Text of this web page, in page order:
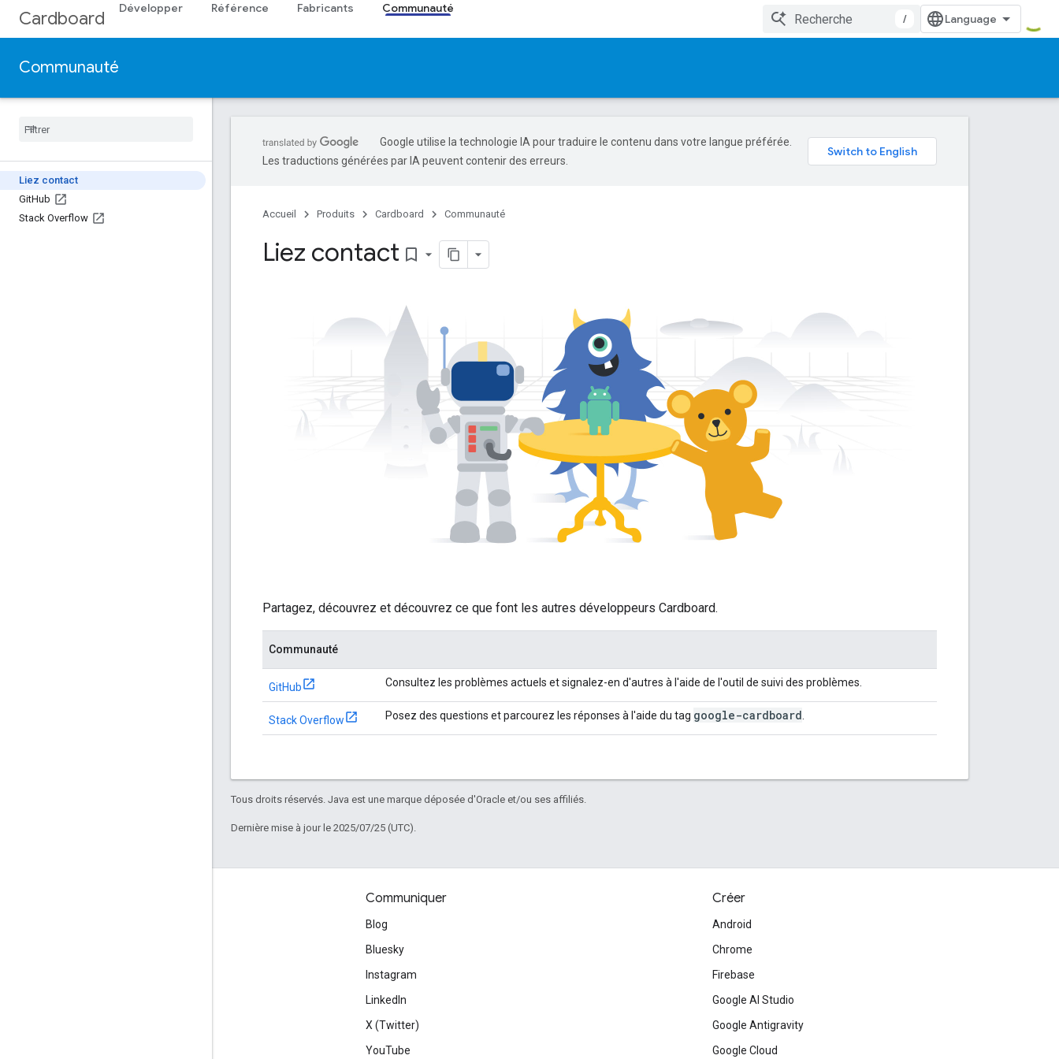
Cardboard Développer Référence Fabricants Communauté
/
Communauté
Liez contact
GitHub
Stack Overflow
Google utilise la technologie IA pour traduire le contenu dans votre langue préférée.
Les traductions générées par IA peuvent contenir des erreurs.
Accueil Produits Cardboard Communauté
Liez contact bookmark_border
Partagez, découvrez et découvrez ce que font les autres développeurs Cardboard.
Communauté
GitHub Consultez les problèmes actuels et signalez-en d'autres à l'aide de l'outil de suivi des problèmes.
Stack Overflow Posez des questions et parcourez les réponses à l'aide du tag google-cardboard
Tous droits réservés. Java est une marque déposée d'Oracle et/ou ses affiliés.
Dernière mise à jour le 2025/07/25 (UTC).
Communiquer
Blog
Bluesky
Instagram
LinkedIn
X (Twitter)
YouTube
Créer
Android
Chrome
Firebase
Google AI Studio
Google Antigravity
Google Cloud